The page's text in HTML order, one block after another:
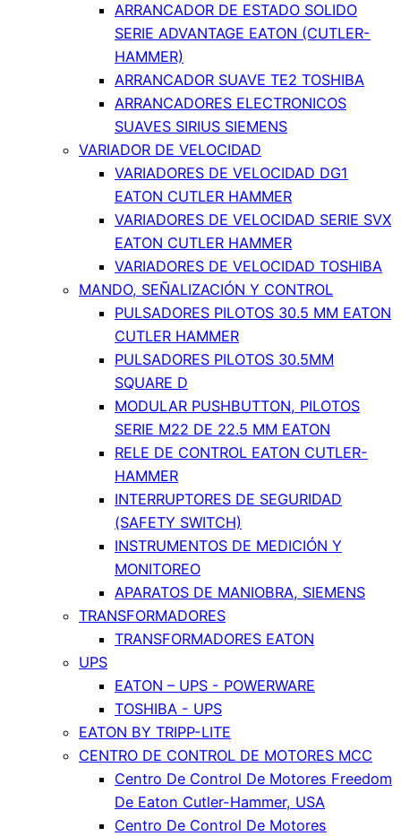
ARRANCADOR DE ESTADO SOLIDO
SERIE ADVANTAGE EATON (CUTLER-
HAMMER)
ARRANCADOR SUAVE TE2 TOSHIBA
ARRANCADORES ELECTRONICOS
SUAVES SIRIUS SIEMENS
VARIADOR DE VELOCIDAD
VARIADORES DE VELOCIDAD DG1
EATON CUTLER HAMMER
VARIADORES DE VELOCIDAD SERIE SVX
EATON CUTLER HAMMER
VARIADORES DE VELOCIDAD TOSHIBA
MANDO, SEÑALIZACIÓN Y CONTROL
PULSADORES PILOTOS 30.5 MM EATON
CUTLER HAMMER
PULSADORES PILOTOS 30.5MM
SQUARE D
MODULAR PUSHBUTTON, PILOTOS
SERIE M22 DE 22.5 MM EATON
RELE DE CONTROL EATON CUTLER-
HAMMER
INTERRUPTORES DE SEGURIDAD
(SAFETY SWITCH)
INSTRUMENTOS DE MEDICIÓN Y
MONITOREO
APARATOS DE MANIOBRA, SIEMENS
TRANSFORMADORES
TRANSFORMADORES EATON
UPS
EATON – UPS - POWERWARE
TOSHIBA - UPS
EATON BY TRIPP-LITE
CENTRO DE CONTROL DE MOTORES MCC
Centro De Control De Motores Freedom
De Eaton Cutler-Hammer, USA
Centro De Control De Motores